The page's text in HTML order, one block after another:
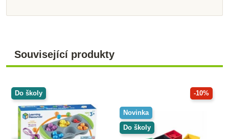
Související produkty
Do školy -10%
Novinka
Do školy